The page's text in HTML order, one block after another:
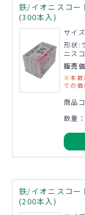
鉄/イオニスコー
(300本入)
サイ
形状:
ニス
販売
※本数
での価
商品
数量：
鉄/イオニスコー
(200本入)